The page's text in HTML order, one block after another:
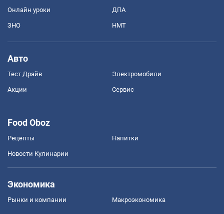
Онлайн уроки ДПА
ЗНО НМТ
Авто
Тест Драйв Электромобили
Акции Сервис
Food Oboz
Рецепты Напитки
Новости Кулинарии
Экономика
Рынки и компании Mакроэкономика